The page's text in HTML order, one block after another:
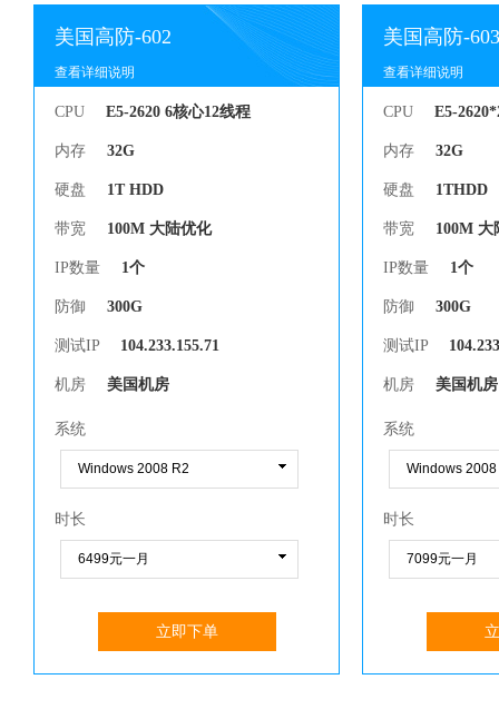
美国高防-602
查看详细说明
CPU E5-2620 6核心12线程
内存 32G
硬盘 1T HDD
带宽 100M 大陆优化
IP数量 1个
防御 300G
测试IP 104.233.155.71
机房 美国机房
系统
时长
立即下单
美国高防-603
查看详细说明
CPU E5-
内存 32G
硬盘 1THDD
带宽 100M 大
IP数量 1个
防御 300G
测试IP
机房 美国机房
系统
时长